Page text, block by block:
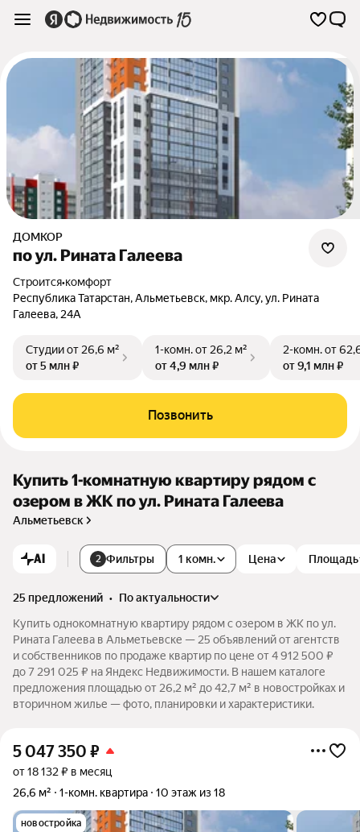
ДОМКОР
по ул. Рината Галеева
Строится•комфорт
Республика Татарстан,Альметьевск, мкр. Алсу,ул. Рината
Галеева, 24А
Студииот 26,6 м²
от 5 млн ₽
1-комн.от 26,2 м²
от 4,9 млн ₽
2-комн.от
от 9,1 млн ₽
Позвонить
Купить 1-комнатную квартиру рядом с
озером в ЖК по ул. Рината Галеева
Альметьевск
AI 2 Фильтры 1 комн. Цена Площадь
25 предложений •
по актуальности
Купить однокомнатную квартиру рядом с озером в ЖК по ул.
Рината Галеева в Альметьевске — 25 объявлений от агентств
и собственников по продаже квартир по цене от 4 912 500 ₽
до 7 291 025 ₽ на Яндекс Недвижимости. В нашем каталоге
предложения площадью от 26,2 м² до 42,7 м² в новостройках и
вторичном жилье — фото, планировки и характеристики.
5 047 350 ₽
от 18 132 ₽ в месяц
26,6 м²
1-комн. квартира 10 этаж из 18
новостройка